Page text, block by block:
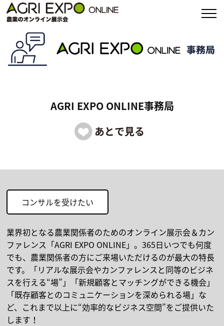
AGRI EXPO ONLINE事務局
コンサルを受けたい
業界初となる農業関係者のためのオンライン展示会＆カン
ファレンス「AGRI EXPO ONLINE」。365日いつでも何度
でも、農業関係者の方にご来場いただけるのが最大の特長
です。「リアルな展示会やカンファレンスと同等のビジネ
スを行える“場”」「新規顧客とマッチングができる機会」
「既存顧客とのコミュニケーションを深められる場」な
ど、これまで以上に“効率的なビジネス空間”をご提供いた
します！